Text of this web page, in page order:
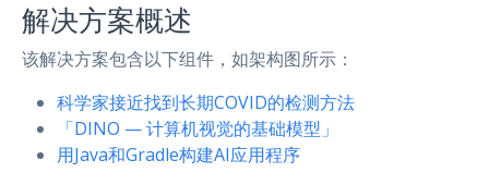
解决方案概述
该解决方案包含以下组件，如架构图所示：
科学家接近找到长期COVID的检测方法
「DINO — 计算机视觉的基础模型」
用Java和Gradle构建AI应用程序